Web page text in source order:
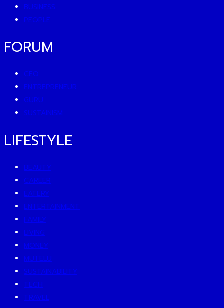
BUSINESS
PEOPLE
FORUM
CEO
ENTREPRENEUR
GURU
SUSTAINISM
LIFESTYLE
BEAUTY
CAREER
EATERY
ENTERTAINMENT
FAMILY
LIVING
MONEY
MUTELU
SUSTAINABILITY
TECH
TRAVEL